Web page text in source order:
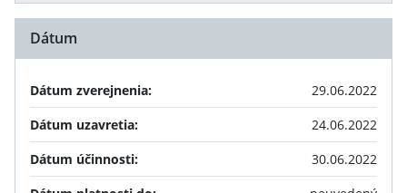
Dátum
Dátum zverejnenia:
29.06.2022
Dátum uzavretia:
24.06.2022
Dátum účinnosti:
30.06.2022